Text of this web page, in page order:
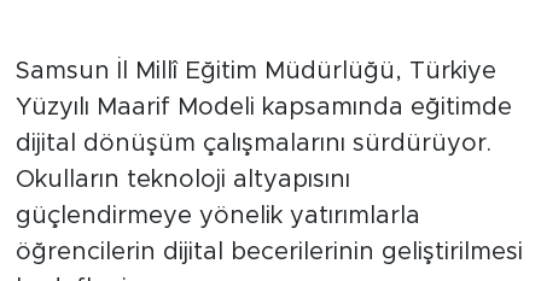
Samsun İl Millî Eğitim Müdürlüğü, Türkiye
Yüzyılı Maarif Modeli kapsamında eğitimde
dijital dönüşüm çalışmalarını sürdürüyor.
Okulların teknoloji altyapısını
güçlendirmeye yönelik yatırımlarla
öğrencilerin dijital becerilerinin geliştirilmesi